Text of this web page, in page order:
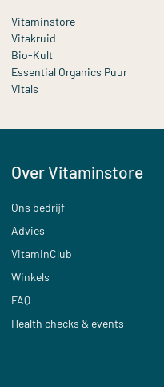
Vitaminstore
Vitakruid
Bio-Kult
Essential Organics Puur
Vitals
Over Vitaminstore
Ons bedrijf
Advies
VitaminClub
Winkels
FAQ
Health checks & events